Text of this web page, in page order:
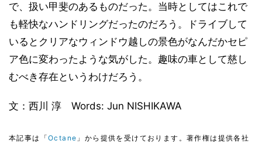
で、扱い甲斐のあるものだった。当時としてはこれで
も軽快なハンドリングだったのだろう。ドライブして
いるとクリアなウィンドウ越しの景色がなんだかセピ
ア色に変わったような気がした。趣味の車として慈し
むべき存在というわけだろう。
文：西川 淳 Words: Jun NISHIKAWA
本記事は「Octane 」から提供を受けております。著作権は提供各社